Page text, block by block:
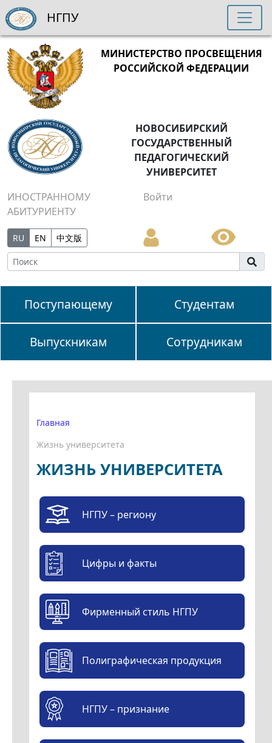
МИНИСТЕРСТВО ПРОСВЕЩЕНИЯ
РОССИЙСКОЙ ФЕДЕРАЦИИ
НОВОСИБИРСКИЙ
ГОСУДАРСТВЕННЫЙ
ПЕДАГОГИЧЕСКИЙ
УНИВЕРСИТЕТ
ИНОСТРАННОМУ
АБИТУРИЕНТУ
Войти
RU EN 中文版
Поступающему Студентам
Выпускникам Сотрудникам
НГПУ
Главная
Жизнь университета
ЖИЗНЬ УНИВЕРСИТЕТА
НГПУ – региону
Цифры и факты
Фирменный стиль НГПУ
Полиграфическая продукция
НГПУ – признание